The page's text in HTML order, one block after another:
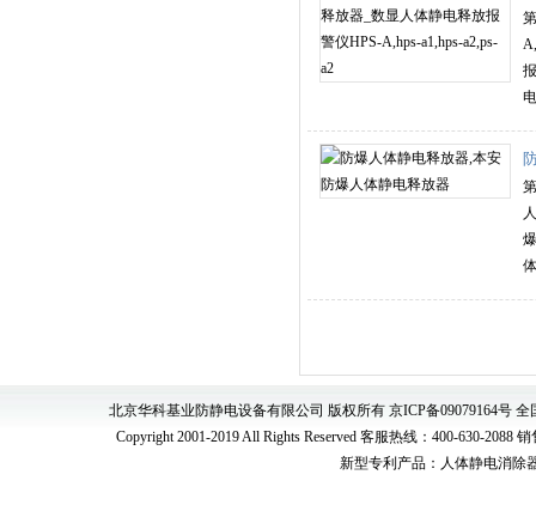
北京华科基业防静电设备有限公司 版权所有 京ICP备09079164号
Copyright 2001-2019 All Rights Reserved 客服热线：400-630-2088
新型专利产品： 人体静电消除